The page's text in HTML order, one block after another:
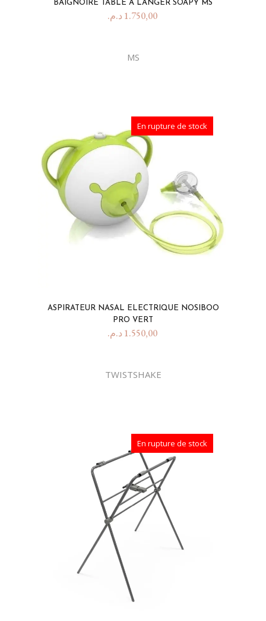
BAIGNOIRE TABLE A LANGER SOAPY MS
1.750,00 د.م.
MS
En rupture de stock
ASPIRATEUR NASAL ELECTRIQUE NOSIBOO
PRO VERT
1.550,00 د.م.
TWISTSHAKE
En rupture de stock